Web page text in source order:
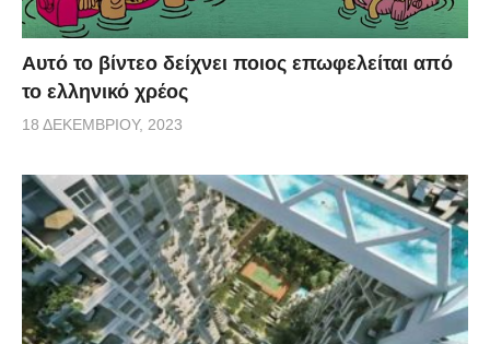
Αυτό το βίντεο δείχνει ποιος επωφελείται από
το ελληνικό χρέος
18 ΔΕΚΕΜΒΡΊΟΥ, 2023